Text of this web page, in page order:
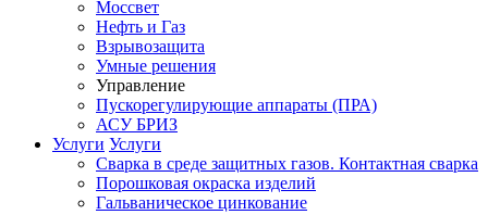
Моссвет
Нефть и Газ
Взрывозащита
Умные решения
Управление
Пускорегулирующие аппараты (ПРА)
АСУ БРИЗ
Услуги Услуги
Сварка в среде защитных газов. Контактная сварка
Порошковая окраска изделий
Гальваническое цинкование